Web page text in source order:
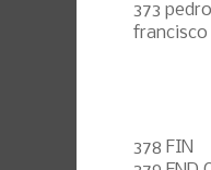
373
francisco
378 FIN